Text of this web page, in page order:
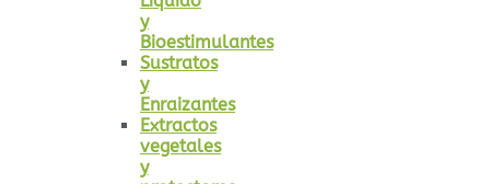
y
Bioestimulantes
Sustratos
y
Enraizantes
Extractos
vegetales
y